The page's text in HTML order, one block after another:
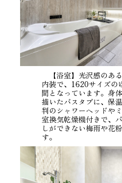
【浴室】光沢感のあ
内装で、1620サイズの
間となっています。身
描いたバスタブに、保
判のシャワーヘッドや
室換気乾燥機付きで、
しができない梅雨や花
す。